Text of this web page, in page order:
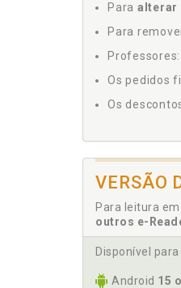
Para alterar
Para
Os pedidos
Os
VERSÃO
Para leitura
outros e-
Disponível
Android 15